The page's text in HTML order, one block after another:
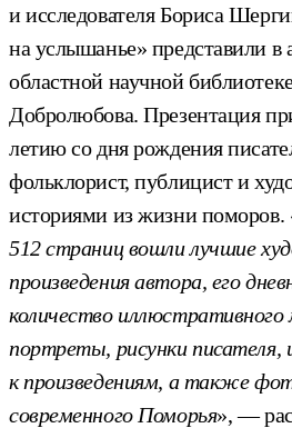
и исследователя Бориса
на услышанье» представили в
областной научной
Добролюбова. Презентация
летию со дня рождения
фольклорист, публицист и
историями из жизни поморов.
512 страниц вошли лучшие
произведения автора, его
количество
портреты, рисунки писателя,
к произведениям, а также
современного Поморья», —